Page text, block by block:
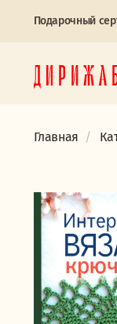
Подарочный
Главная